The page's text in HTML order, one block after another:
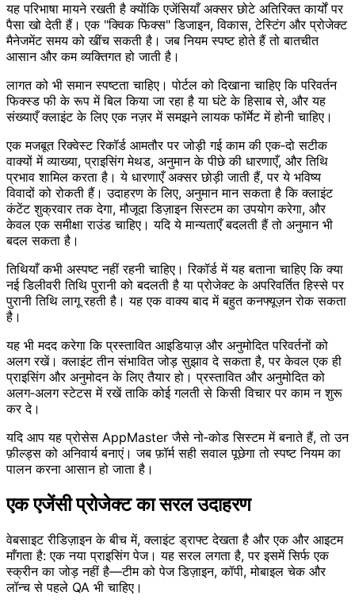
यह परिभाषा मायने रखती है क्योंकि एजेंसियाँ अक्सर छोटे अतिरिक्त कार्यों पर
पैसा खो देती हैं। एक "क्विक फिक्स" डिजाइन, विकास, टेस्टिंग और प्रोजेक्ट
मैनेजमेंट समय को खींच सकती है। जब नियम स्पष्ट होते हैं तो बातचीत
आसान और कम व्यक्तिगत हो जाती है।
लागत को भी समान स्पष्टता चाहिए। पोर्टल को दिखाना चाहिए कि परिवर्तन
फिक्स्ड फी के रूप में बिल किया जा रहा है या घंटे के हिसाब से, और यह
संख्याएँ क्लाइंट के लिए एक नज़र में समझने लायक फॉर्मेट में होनी चाहिए।
एक मजबूत रिक्वेस्ट रिकॉर्ड आमतौर पर जोड़ी गई काम की एक‑दो सटीक
वाक्यों में व्याख्या, प्राइसिंग मेथड, अनुमान के पीछे की धारणाएँ, और तिथि
प्रभाव शामिल करता है। ये धारणाएँ अक्सर छोड़ी जाती हैं, पर ये भविष्य
विवादों को रोकती हैं। उदाहरण के लिए, अनुमान मान सकता है कि क्लाइंट
कंटेंट शुक्रवार तक देगा, मौजूदा डिज़ाइन सिस्टम का उपयोग करेगा, और
केवल एक समीक्षा राउंड चाहिए। यदि ये मान्यताएँ बदलती हैं तो अनुमान भी
बदल सकता है।
तिथियाँ कभी अस्पष्ट नहीं रहनी चाहिए। रिकॉर्ड में यह बताना चाहिए कि क्या
नई डिलीवरी तिथि पुरानी को बदलती है या प्रोजेक्ट के अपरिवर्तित हिस्से पर
पुरानी तिथि लागू रहती है। यह एक वाक्य बाद में बहुत कनफ्यूज़न रोक सकता
है।
यह भी मदद करेगा कि प्रस्तावित आइडियाज़ और अनुमोदित परिवर्तनों को
अलग रखें। क्लाइंट तीन संभावित जोड़ सुझाव दे सकता है, पर केवल एक ही
प्राइसिंग और अनुमोदन के लिए तैयार हो। प्रस्तावित और अनुमोदित को
अलग‑अलग स्टेटस में रखें ताकि कोई गलती से किसी विचार पर काम न शुरू
कर दे।
यदि आप यह प्रोसेस AppMaster जैसे नो‑कोड सिस्टम में बनाते हैं, तो उन
फ़ील्ड्स को अनिवार्य बनाएं। जब फ़ॉर्म सही सवाल पूछेगा तो स्पष्ट नियम का
पालन करना आसान हो जाता है।
एक एजेंसी प्रोजेक्ट का सरल उदाहरण
वेबसाइट रीडिज़ाइन के बीच में, क्लाइंट ड्राफ्ट देखता है और एक और आइटम
माँगता है: एक नया प्राइसिंग पेज। यह सरल लगता है, पर इसमें सिर्फ एक
स्क्रीन का जोड़ नहीं है—टीम को पेज डिज़ाइन, कॉपी, मोबाइल चेक और
लॉन्च से पहले QA भी चाहिए।